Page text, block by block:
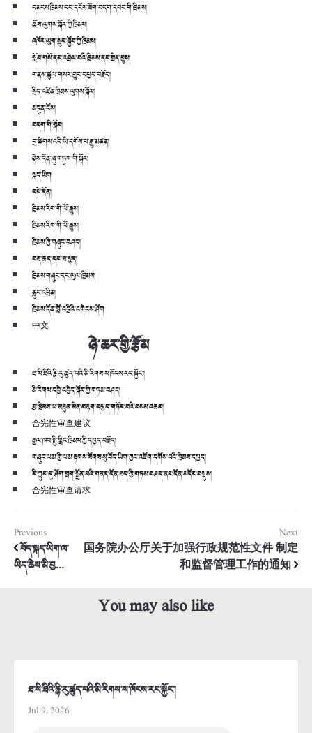
དམངས་ཁྲིམས་དང་དངོས་ཟོག་བདག་དབང་གི་ཁྲིམས།
ཆོས་ལུགས་སྐོར་གྱི་ཁྲིམས།
འཁོར་ཡུག་སྲུང་སྐྱོབ་ཀྱི་ཁྲིམས།
སློབ་གསོ་དང་འབྲེལ་བའི་ཁྲིམས་དང་སྲིད་བྱུས།
གནས་ཚུལ་གསར་བྱུང་དཔྱད་བརྗོད།
སྲིད་འཛིན་ཁྲིམས་ལུགས་སྐོར།
མདུན་ངོས།
བདག་གི་སྐོར།
དྲ་ཚིགས་འདི་ཡི་དགོས་པ་རྒྱུ་མཚན།
ཉེས་དོན་ཞུ་གཏུག་གི་སྐོར།
སྐད་ཡིག
དཔེ་དོན།
ཁྲིམས་རིག་གི་ལོ་རྒྱུས།
ཁྲིམས་རིག་གི་ལོ་རྒྱུས།
ཁྲིམས་ཀྱི་གཞུང་བཤད།
བརྡ་ཆད་དང་ཐ་སྙད།
ཁྲིམས་གཞུང་དང་ཡུལ་ཁྲིམས།
རླུང་འཕྲིན།
ཁྲིམས་དོན་བློ་འདྲིའི་འགེངས་ཤོག
中文
ཉེ་ཆར་གྱི་རྩོམ
ཐ་སི་ཐིའི་རྙི་རུ་ཚུད་པའི་མི་རིགས་ས་ཁོངས་རང་སྐྱོང་།
མི་རིགས་དབྱེ་འབྱེད་སྐོར་གྱི་གཏམ་བཤད།
རྩ་ཁྲིམས་ལ་མཐུན་མིན་བརྟག་དཔྱད་གཏོང་བའི་བསམ་འཆར།
合宪性审查建议
རྒྱལ་ཁབ་སྤྱི་གླིང་ཁྲིམས་ཀྱི་དཔྱད་བརྗོད།
གཞུང་ལམ་གྱི་ལམ་རྟགས་སོགས་སུ་བོད་ཡིག་ཀྱང་འཇོག་དགོས་པའི་ཁྲིམས་དཔྱད།
རི་ཀླུང་དུ་ཤོག་སྦག་སྒྲོན་པའི་གནད་དོན་ཐད་ཀྱི་གཏམ་བཤད་ནང་དོན་མདོར་བསྡུས།
合宪性审查请求
Previous
བོད་སྐད་ཡིག་ལ་
ཡིད་ཆེས་མི་བྱ...
Next
国务院办公厅关于加强行政规范性文件 制定
和监督管理工作的通知
You may also like
ཐ་སི་ཐིའི་རྙི་རུ་ཚུད་པའི་མི་རིགས་ས་ཁོངས་རང་སྐྱོང་།
Jul 9, 2026